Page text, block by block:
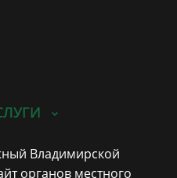
Владимирской
органов местного